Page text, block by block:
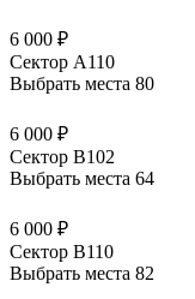
6 000 ₽
Сектор А110
Выбрать места 80
6 000 ₽
Сектор В102
Выбрать места 64
6 000 ₽
Сектор В110
Выбрать места 82